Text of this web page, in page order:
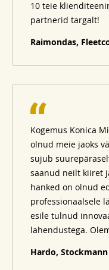
10 teie
partnerid targalt!
Raimondas,
Kogemus Konica
olnud meie jaoks
sujub
saanud neilt kiiret
hanked on olnud
professionaalsele
esile tulnud
lahendustega.
Hardo, Stockmann